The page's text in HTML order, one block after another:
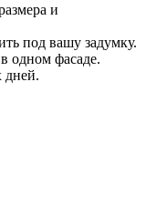
и
под вашу задумку.
одном фасаде.
дней.